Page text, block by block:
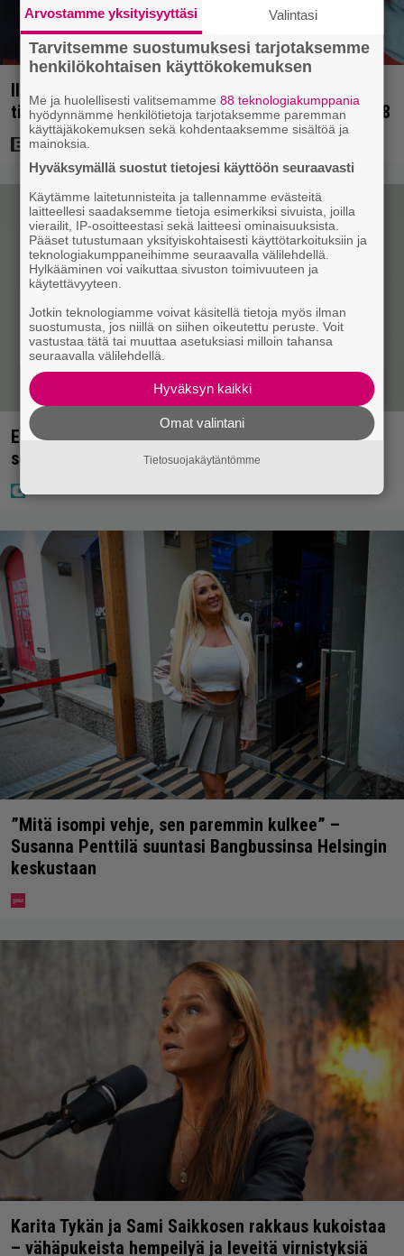
Illalla tv:ssä: Uuno-elokuva jossa käytettiin
tietokonegrafiikkaa? Sellainen tehtiin vuonna 1998
Elämäni biisin Katja Ståhlin roisi vitsi suututti
somen välittömästi
”Mitä isompi vehje, sen paremmin kulkee” –
Susanna Penttilä suuntasi Bangbussinsa Helsingin
keskustaan
Karita Tykän ja Sami Saikkosen rakkaus kukoistaa
– vähäpukeista hempeilyä ja leveitä virnistyksiä
Arvostamme yksityisyyttäsi Valintasi
Tarvitsemme suostumuksesi tarjotaksemme
henkilökohtaisen käyttökokemuksen
Me ja huolellisesti valitsemamme88 teknologiakumppania
hyödynnämme henkilötietoja tarjotaksemme paremman
käyttäjäkokemuksen sekä kohdentaaksemme sisältöä ja
mainoksia.
Hyväksymällä suostut tietojesi käyttöön seuraavasti
Käytämme laitetunnisteita ja tallennamme evästeitä
laitteellesi saadaksemme tietoja esimerkiksi sivuista, joilla
vierailit, IP-osoitteestasi sekä laitteesi ominaisuuksista.
Pääset tutustumaan yksityiskohtaisesti käyttötarkoituksiin ja
teknologiakumppaneihimme seuraavalla välilehdellä.
Hylkääminen voi vaikuttaa sivuston toimivuuteen ja
käytettävyyteen.
Jotkin teknologiamme voivat käsitellä tietoja myös ilman
suostumusta, jos niillä on siihen oikeutettu peruste. Voit
vastustaa tätä tai muuttaa asetuksiasi milloin tahansa
seuraavalla välilehdellä.
Hyväksyn kaikki
Omat valintani
Tietosuojakäytäntömme